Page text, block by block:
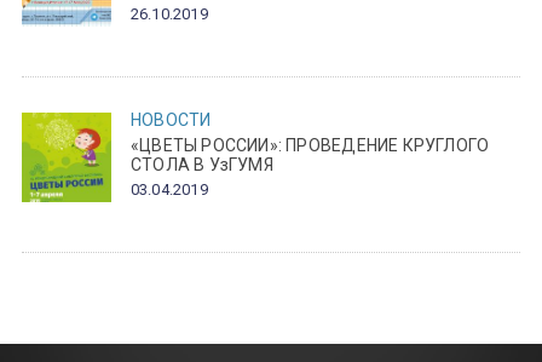
26.10.2019
НОВОСТИ
«ЦВЕТЫ РОССИИ»: ПРОВЕДЕНИЕ КРУГЛОГО
СТОЛА В УзГУМЯ
03.04.2019